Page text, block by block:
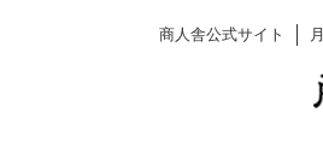
商人舎公式サイト